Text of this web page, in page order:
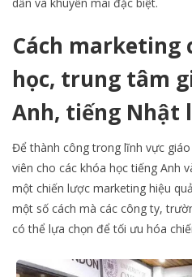
dẫn và khuyến mãi đặc biệt.
Cách
học, trung tâm
Anh, tiếng Nhật
Để thành công trong lĩnh vực
viên cho các khóa học tiếng Anh
một chiến lược marketing hiệu
một số cách mà các công ty,
có thể lựa chọn để tối ưu hóa